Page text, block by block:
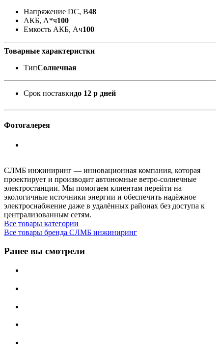
Напряжение DC, В48
АКБ, А*ч100
Емкость АКБ, Ач100
Товарные характеристки
ТипСолнечная
Срок поставкидо 12 р дней
Фотогалерея
СЛМБ инжиниринг — инновационная компания, которая
проектирует и производит автономные ветро‑солнечные
электростанции. Мы помогаем клиентам перейти на
экологичные источники энергии и обеспечить надёжное
электроснабжение даже в удалённых районах без доступа к
централизованным сетям.
Все товары категории
Все товары бренда СЛМБ инжиниринг
Ранее вы смотрели